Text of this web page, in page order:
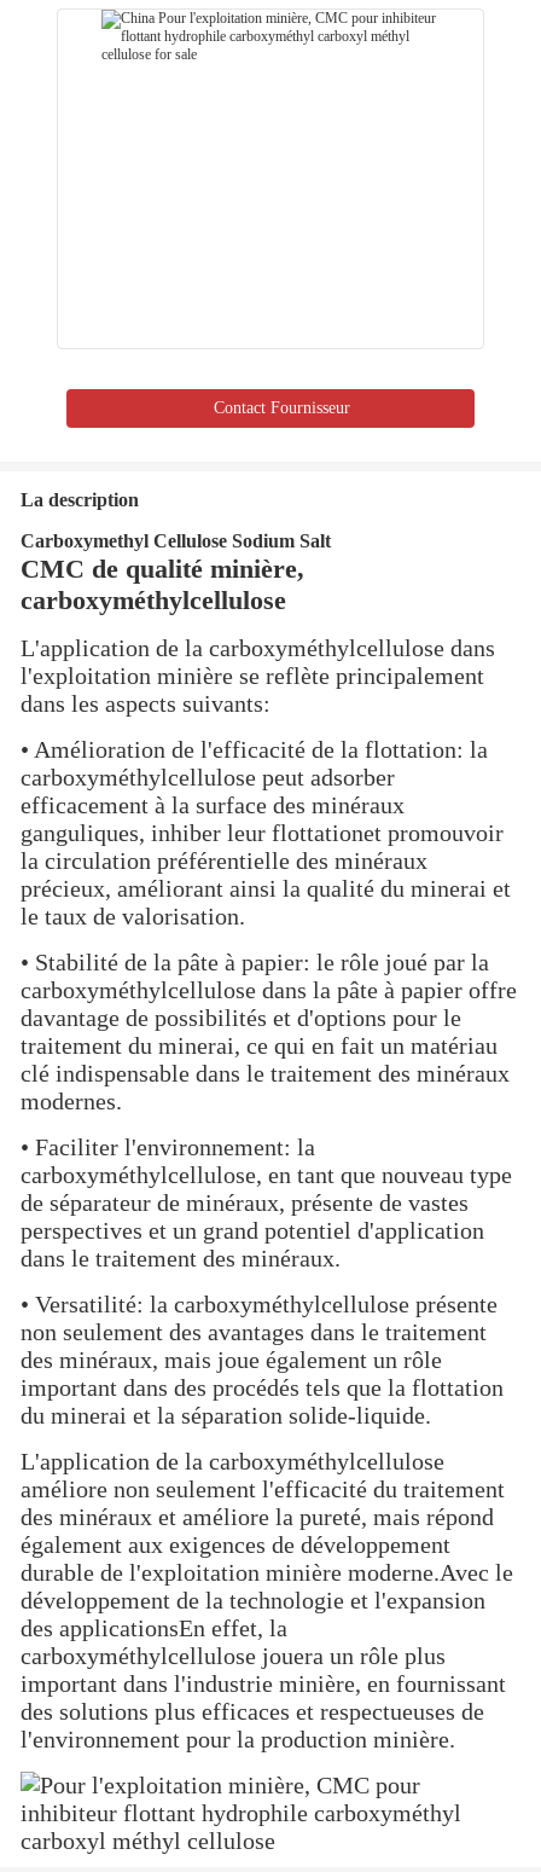
Contact Fournisseur
La description
Carboxymethyl Cellulose Sodium Salt
CMC de qualité minière,
carboxyméthylcellulose
L'application de la carboxyméthylcellulose dans
l'exploitation minière se reflète principalement
dans les aspects suivants:
• Amélioration de l'efficacité de la flotta­tion: la
carboxyméthylcellulose peut adsorber
efficacement à la surface des minéraux
ganguliques, inhiber leur flotta­tionet promouvoir
la circulation préférentielle des minéraux
précieux, améliorant ainsi la qualité du minerai et
le taux de valorisation.
• Stabilité de la pâte à papier: le rôle joué par la
carboxyméthylcellulose dans la pâte à papier offre
davantage de possibilités et d'options pour le
traitement du minerai, ce qui en fait un matériau
clé indispensable dans le traitement des minéraux
modernes.
• Faciliter l'environnement: la
carboxyméthylcellulose, en tant que nouveau type
de séparateur de minéraux, présente de vastes
perspectives et un grand potentiel d'application
dans le traitement des minéraux.
• Versatilité: la carboxyméthylcellulose présente
non seulement des avantages dans le traitement
des minéraux, mais joue également un rôle
important dans des procédés tels que la flottation
du minerai et la séparation solide-liquide.
L'application de la carboxyméthylcellulose
améliore non seulement l'efficacité du traitement
des minéraux et améliore la pureté, mais répond
également aux exigences de développement
durable de l'exploitation minière moderne.Avec le
développement de la technologie et l'expansion
des applicationsEn effet, la
carboxyméthylcellulose jouera un rôle plus
important dans l'industrie minière, en fournissant
des solutions plus efficaces et respectueuses de
l'environnement pour la production minière.